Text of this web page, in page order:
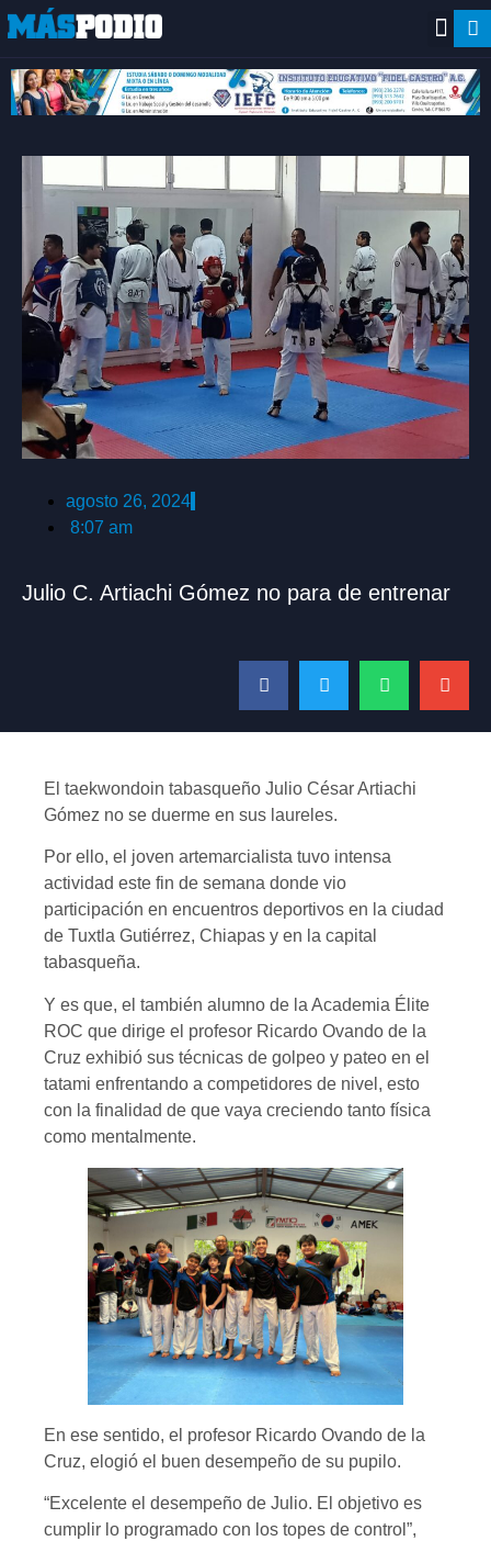
agosto 26, 2024
8:07 am
Julio C. Artiachi Gómez no para de entrenar
El taekwondoin tabasqueño Julio César Artiachi
Gómez no se duerme en sus laureles.
Por ello, el joven artemarcialista tuvo intensa
actividad este fin de semana donde vio
participación en encuentros deportivos en la ciudad
de Tuxtla Gutiérrez, Chiapas y en la capital
tabasqueña.
Y es que, el también alumno de la Academia Élite
ROC que dirige el profesor Ricardo Ovando de la
Cruz exhibió sus técnicas de golpeo y pateo en el
tatami enfrentando a competidores de nivel, esto
con la finalidad de que vaya creciendo tanto física
como mentalmente.
En ese sentido, el profesor Ricardo Ovando de la
Cruz, elogió el buen desempeño de su pupilo.
“Excelente el desempeño de Julio. El objetivo es
cumplir lo programado con los topes de control”,